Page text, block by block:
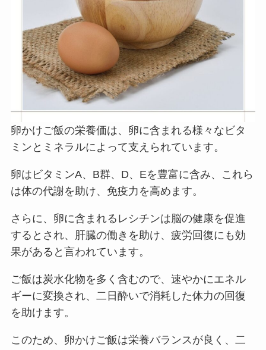
卵かけご飯の栄養価は、卵に含まれる様々なビタ
ミンとミネラルによって支えられています。
卵はビタミンA、B群、D、Eを豊富に含み、これら
は体の代謝を助け、免疫力を高めます。
さらに、卵に含まれるレシチンは脳の健康を促進
するとされ、肝臓の働きを助け、疲労回復にも効
果があると言われています。
ご飯は炭水化物を多く含むので、速やかにエネル
ギーに変換され、二日酔いで消耗した体力の回復
を助けます。
このため、卵かけご飯は栄養バランスが良く、二